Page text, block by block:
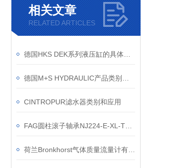
相关文章
RELATED ARTICLES
CINTROPUR滤水器类别和应用